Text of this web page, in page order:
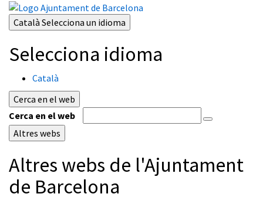
Català Selecciona un idioma
Selecciona idioma
Català
Cerca en el web
Cerca en el web
Altres webs
Altres webs de l'Ajuntament
de Barcelona